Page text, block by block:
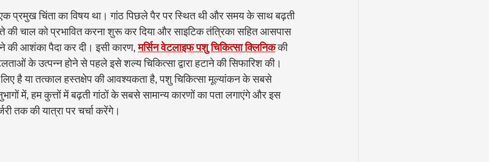
प्रमुख चिंता का विषय था। गांठ पिछले पैर पर स्थित थी और समय के साथ बढ़ती
चाल को प्रभावित करना शुरू कर दिया और साइटिक तंत्रिका सहित आसपास
की आशंका पैदा कर दी। इसी कारण, मर्सिन वेटलाइफ पशु चिकित्सा क्लिनिक की
के उत्पन्न होने से पहले इसे शल्य चिकित्सा द्वारा हटाने की सिफारिश की।
है या तत्काल हस्तक्षेप की आवश्यकता है, पशु चिकित्सा मूल्यांकन के सबसे
में, हम कुत्तों में बढ़ती गांठों के सबसे सामान्य कारणों का पता लगाएंगे और इस
तक की यात्रा पर चर्चा करेंगे।